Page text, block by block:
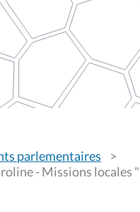
parlementaires
- Missions locales